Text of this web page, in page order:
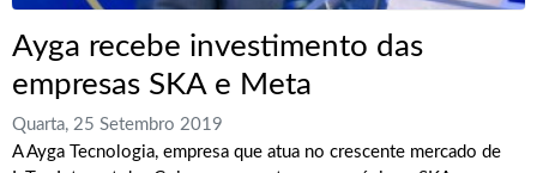
Ayga recebe investimento das
empresas SKA e Meta
Quarta, 25 Setembro 2019
A Ayga Tecnologia, empresa que atua no crescente mercado de